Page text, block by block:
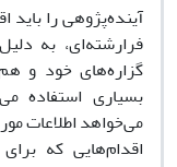
آینده‌پژوهی را
فرارشته‌ای، به
گزاره‌های خود و
بسیاری استفاده
می‌‌خواهد اطلاعات
اقدام‌هایی که